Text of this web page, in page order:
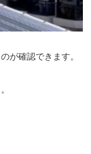
が確認できます。